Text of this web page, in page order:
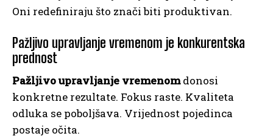
Oni redefiniraju što znači biti produktivan.
Pažljivo upravljanje vremenom je konkurentska
prednost
Pažljivo upravljanje vremenomdonosi
konkretne rezultate. Fokus raste. Kvaliteta
odluka se poboljšava. Vrijednost pojedinca
postaje očita.